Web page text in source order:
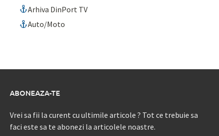
Arhiva DinPort TV
Auto/Moto
ABONEAZA-TE
Vrei sa fii la curent cu ultimile articole ? Tot ce trebuie sa
faci este sa te abonezi la articolele noastre.